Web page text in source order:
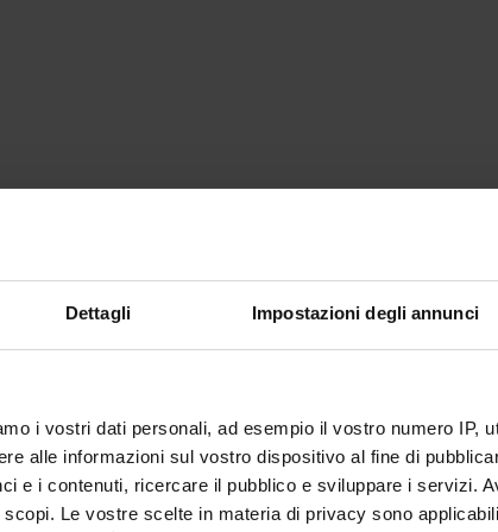
Dettagli Impostazioni degli annunci
i vostri dati personali, ad esempio il vostro numero IP,
alle informazioni sul vostro dispositivo al fine di
e i contenuti, ricercare il pubblico e sviluppare i servizi.
Le vostre scelte in materia di privacy sono